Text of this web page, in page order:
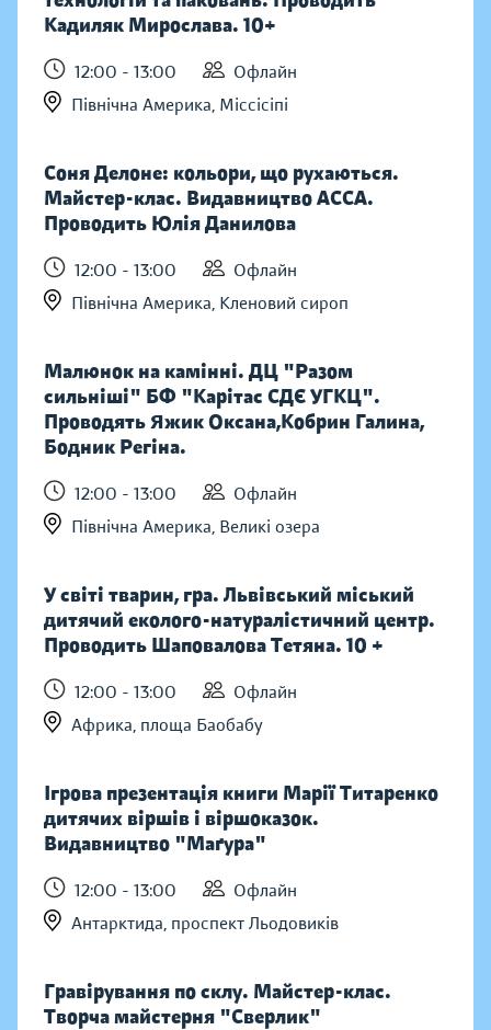
Кадиляк Мирослава. 10+
12:00 - 13:00
Офлайн
Північна Америка, Міссісіпі
Соня Делоне: кольори, що рухаються.
Майстер-клас. Видавництво АССА.
Проводить Юлія Данилова
12:00 - 13:00
Офлайн
Північна Америка, Кленовий сироп
Малюнок на камінні. ДЦ "Разом
сильніші" БФ "Карітас СДЄ УГКЦ".
Проводять Яжик Оксана,Кобрин Галина,
Бодник Регіна.
12:00 - 13:00
Офлайн
Північна Америка, Великі озера
У світі тварин, гра. Львівський міський
дитячий еколого-натуралістичний центр.
Проводить Шаповалова Тетяна. 10 +
12:00 - 13:00
Офлайн
Африка, площа Баобабу
Ігрова презентація книги Марії Титаренко
дитячих віршів і віршоказок.
Видавництво "Маґура"
12:00 - 13:00
Офлайн
Антарктида, проспект Льодовиків
Гравірування по склу. Майстер-клас.
Творча майстерня "Сверлик"